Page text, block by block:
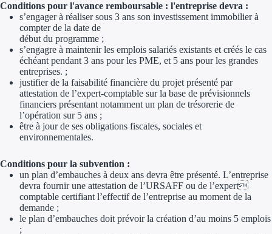
Aides Région
Aides Région
Régions de I à P
Aides Région Île-
Aides Région
Aides Région
Conditions pour l'avance remboursable : l'entreprise devra :
s’engager à réaliser sous 3 ans son investissement immobilier à
compter de la date de
début du programme ;
s’engagre à maintenir les emplois salariés existants et créés le cas
échéant pendant 3 ans pour les PME, et 5 ans pour les grandes
entreprises. ;
justifier de la faisabilité financière du projet présenté par
attestation de l’expert-comptable sur la base de prévisionnels
financiers présentant notamment un plan de trésorerie de
l’opération sur 5 ans ;
être à jour de ses obligations fiscales, sociales et
environnementales.
Conditions pour la subvention :
un plan d’embauches à deux ans devra être présenté. L’entreprise
devra fournir une attestation de l’URSAFF ou de l’expert
comptable certifiant l’effectif de l’entreprise au moment de la
demande ;
le plan d’embauches doit prévoir la création d’au moins 5 emplois
;